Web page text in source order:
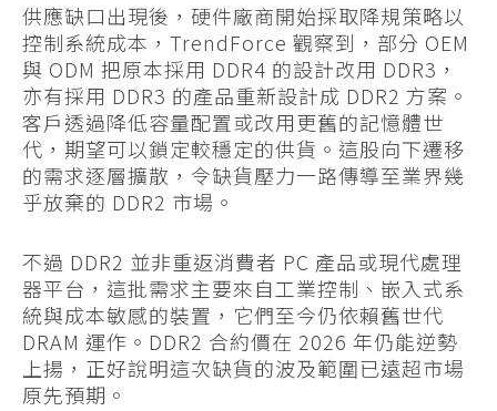
供應缺口出現後，硬件廠商開始採取降規策略以
控制系統成本，TrendForce 觀察到，部分 OEM
與 ODM 把原本採用 DDR4 的設計改用 DDR3，
亦有採用 DDR3 的產品重新設計成 DDR2 方案。
客戶透過降低容量配置或改用更舊的記憶體世
代，期望可以鎖定較穩定的供貨。這股向下遷移
的需求逐層擴散，令缺貨壓力一路傳導至業界幾
乎放棄的 DDR2 市場。
不過 DDR2 並非重返消費者 PC 產品或現代處理
器平台，這批需求主要來自工業控制、嵌入式系
統與成本敏感的裝置，它們至今仍依賴舊世代
DRAM 運作。DDR2 合約價在 2026 年仍能逆勢
上揚，正好說明這次缺貨的波及範圍已遠超市場
原先預期。